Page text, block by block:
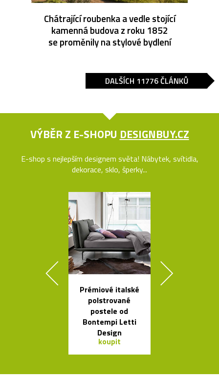
Chátrající roubenka a vedle stojící
kamenná budova z roku 1852
se proměnily na stylové bydlení
DALŠÍCH 11776 ČLÁNKŮ
VÝBĚR Z E-SHOPU DESIGNBUY.CZ
E-shop s nejlepším designem světa! Nábytek, svítidla,
dekorace, sklo, šperky...
Prémiové italské
polstrované
postele od
Bontempi Letti
Design
koupit